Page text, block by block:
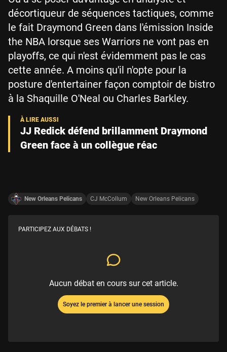
décortiqueur de séquences tactiques, comme
le fait Draymond Green dans l'émission Inside
the NBA lorsque ses Warriors ne vont pas en
playoffs, ce qui n'est évidemment pas le cas
cette année. A moins qu'il n'opte pour la
posture d'entertainer façon comptoir de bistro
à la Shaquille O'Neal ou Charles Barkley.
JJ Redick défend brillamment Draymond
Green face à un collègue réac
New Orleans Pelicans CJ McCollum New Orleans Pelicans
PARTICIPEZ AUX DÉBATS !
Aucun débat en cours sur cet article.
Soyez le premier à lancer une session